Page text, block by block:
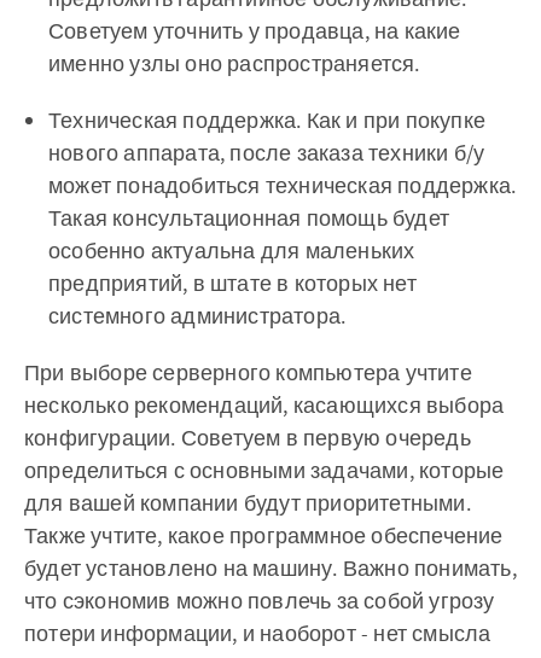
Советуем уточнить у продавца, на какие
именно узлы оно распространяется.
Техническая поддержка. Как и при покупке
нового аппарата, после заказа техники б/у
может понадобиться техническая поддержка.
Такая консультационная помощь будет
особенно актуальна для маленьких
предприятий, в штате в которых нет
системного администратора.
При выборе серверного компьютера учтите
несколько рекомендаций, касающихся выбора
конфигурации. Советуем в первую очередь
определиться с основными задачами, которые
для вашей компании будут приоритетными.
Также учтите, какое программное обеспечение
будет установлено на машину. Важно понимать,
что сэкономив можно повлечь за собой угрозу
потери информации, и наоборот - нет смысла